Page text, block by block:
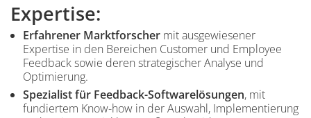
Inhalt
Expertise:
Erfahrener Marktforscher mit ausgewiesener
Expertise in den Bereichen Customer und Employee
Feedback sowie deren strategischer Analyse und
Optimierung.
Spezialist für Feedback-Softwarelösungen, mit
fundiertem Know-how in der Auswahl, Implementierung